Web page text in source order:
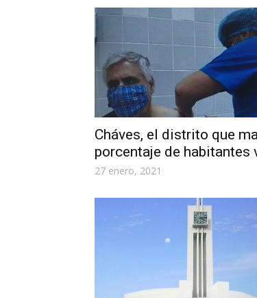
Cháves, el distrito que
porcentaje de habitantes
27 enero, 2021